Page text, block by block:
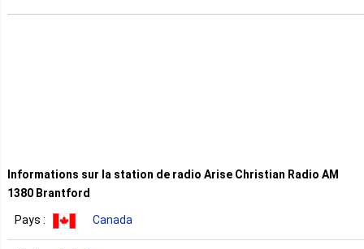
Informations sur la station de radio Arise Christian Radio AM
1380 Brantford
Pays : Canada